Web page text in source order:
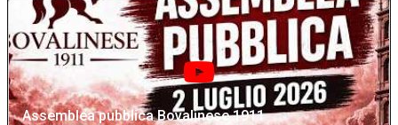
Assemblea pubblica Bovalinese 1911